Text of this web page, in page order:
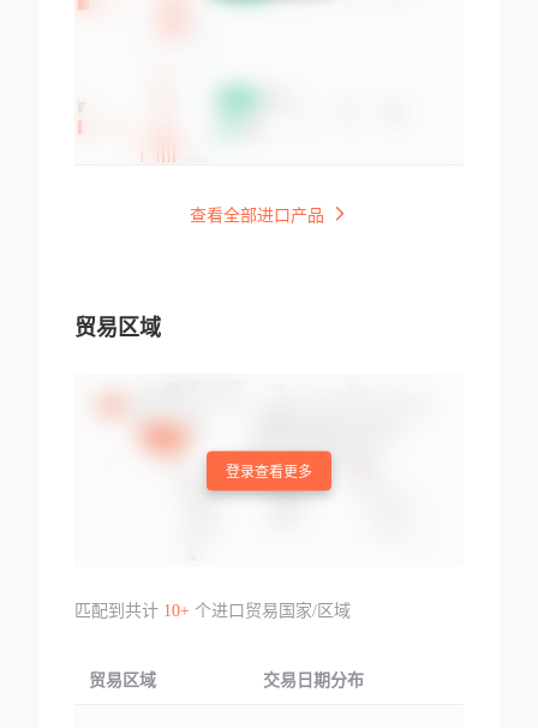
查看全部进口产品
贸易区域
登录查看更多
匹配到共计 10+个进口贸易国家/区域
贸易区域 交易日期分布